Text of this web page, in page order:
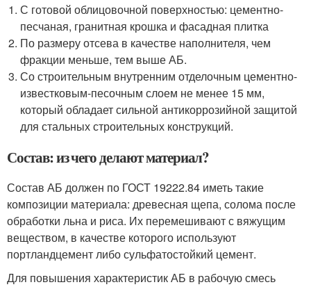
С готовой облицовочной поверхностью: цементно-
песчаная, гранитная крошка и фасадная плитка
По размеру отсева в качестве наполнителя, чем
фракции меньше, тем выше АБ.
Со строительным внутренним отделочным цементно-
известковым-песочным слоем не менее 15 мм,
который обладает сильной антикоррозийной защитой
для стальных строительных конструкций.
Состав: из чего делают материал?
Состав АБ должен по ГОСТ 19222.84 иметь такие
композиции материала: древесная щепа, солома после
обработки льна и риса. Их перемешивают с вяжущим
веществом, в качестве которого используют
портландцемент либо сульфатостойкий цемент.
Для повышения характеристик АБ в рабочую смесь